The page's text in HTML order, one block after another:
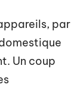
par
Un coup